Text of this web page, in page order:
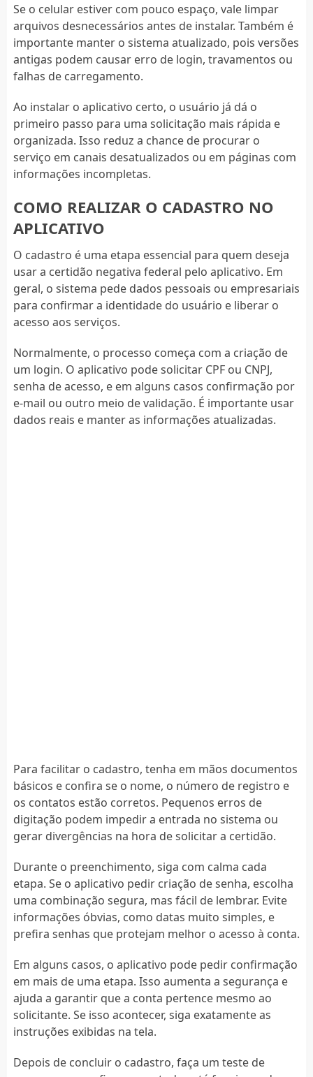
Se o celular estiver com pouco espaço, vale limpar
arquivos desnecessários antes de instalar. Também é
importante manter o sistema atualizado, pois versões
antigas podem causar erro de login, travamentos ou
falhas de carregamento.
Ao instalar o aplicativo certo, o usuário já dá o
primeiro passo para uma solicitação mais rápida e
organizada. Isso reduz a chance de procurar o
serviço em canais desatualizados ou em páginas com
informações incompletas.
COMO REALIZAR O CADASTRO NO
APLICATIVO
O cadastro é uma etapa essencial para quem deseja
usar a certidão negativa federal pelo aplicativo. Em
geral, o sistema pede dados pessoais ou empresariais
para confirmar a identidade do usuário e liberar o
acesso aos serviços.
Normalmente, o processo começa com a criação de
um login. O aplicativo pode solicitar CPF ou CNPJ,
senha de acesso, e em alguns casos confirmação por
e-mail ou outro meio de validação. É importante usar
dados reais e manter as informações atualizadas.
Para facilitar o cadastro, tenha em mãos documentos
básicos e confira se o nome, o número de registro e
os contatos estão corretos. Pequenos erros de
digitação podem impedir a entrada no sistema ou
gerar divergências na hora de solicitar a certidão.
Durante o preenchimento, siga com calma cada
etapa. Se o aplicativo pedir criação de senha, escolha
uma combinação segura, mas fácil de lembrar. Evite
informações óbvias, como datas muito simples, e
prefira senhas que protejam melhor o acesso à conta.
Em alguns casos, o aplicativo pode pedir confirmação
em mais de uma etapa. Isso aumenta a segurança e
ajuda a garantir que a conta pertence mesmo ao
solicitante. Se isso acontecer, siga exatamente as
instruções exibidas na tela.
Depois de concluir o cadastro, faça um teste de